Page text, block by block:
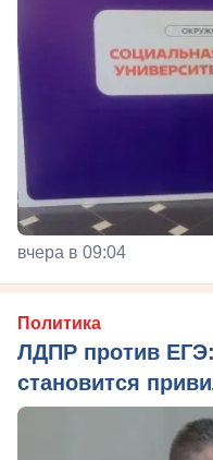
вчера в 09:04
Политика
ЛДПР против
становится